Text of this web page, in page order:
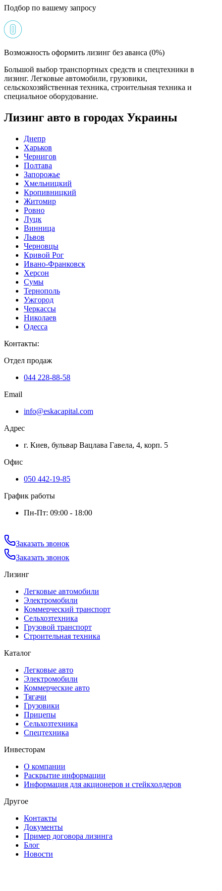
Подбор по вашему запросу
Возможность оформить лизинг без аванса (0%)
Большой выбор транспортных средств и спецтехники в
лизинг. Легковые автомобили, грузовики,
сельскохозяйственная техника, строительная техника и
специальное оборудование.
Лизинг авто в городах Украины
Днепр
Харьков
Чернигов
Полтава
Запорожье
Хмельницкий
Кропивницкий
Житомир
Ровно
Луцк
Винница
Львов
Черновцы
Кривой Рог
Ивано-Франковск
Херсон
Сумы
Тернополь
Ужгород
Черкассы
Николаев
Одесса
Контакты:
Отдел продаж
044 228-88-58
Email
info@eskacapital.com
Адрес
г. Киев, бульвар Вацлава Гавела, 4, корп. 5
Офис
050 442-19-85
График работы
Пн-Пт: 09:00 - 18:00
Заказать звонок
Заказать звонок
Лизинг
Легковые автомобили
Электромобили
Коммерческий транспорт
Сельхозтехника
Грузовой транспорт
Строительная техника
Каталог
Легковые авто
Электромобили
Коммерческие авто
Тягачи
Грузовики
Прицепы
Сельхозтехника
Спецтехника
Инвесторам
О компании
Раскрытие информации
Информация для акционеров и стейкхолдеров
Другое
Контакты
Документы
Пример договора лизинга
Блог
Новости